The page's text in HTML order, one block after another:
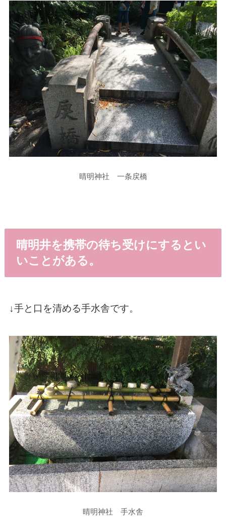
晴明神社 一条戻橋
晴明井を携帯の待ち受けにするとい
いことがある。
↓手と口を清める手水舎です。
晴明神社 手水舎